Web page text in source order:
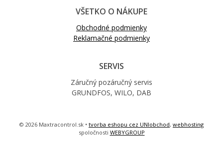
VŠETKO O NÁKUPE
Obchodné podmienky
Reklamačné podmienky
SERVIS
Záručný pozáručný servis
GRUNDFOS, WILO, DAB
© 2026 Maxtracontrol.sk • tvorba eshopu cez UNIobchod, webhosting
spoločnosti WEBYGROUP